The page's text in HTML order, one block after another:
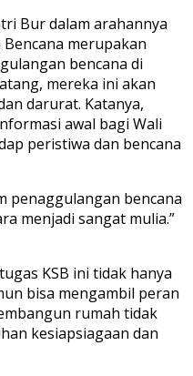
Bur dalam arahannya
merupakan
bencana di
mereka ini akan
darurat. Katanya,
awal bagi Wali
peristiwa dan bencana
penaggulangan bencana
menjadi sangat mulia.”
KSB ini tidak hanya
bisa mengambil peran
rumah tidak
kesiapsiagaan dan